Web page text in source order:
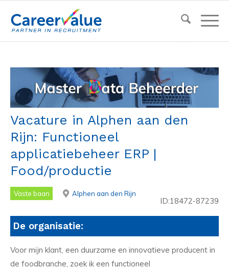
Vacature in Alphen aan den
Rijn: Functioneel
applicatiebeheer ERP |
Food/productie
Vaste baan Alphen aan den Rijn
ID:18472-87239
De organisatie:
Voor mijn klant, een duurzame en innovatieve producent in
de foodbranche, zoek ik een functioneel